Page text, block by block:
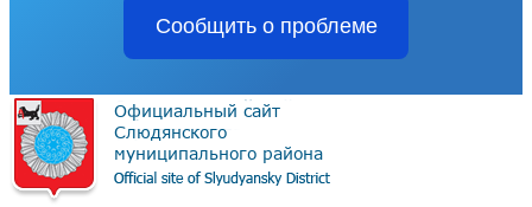
Сообщить о проблеме